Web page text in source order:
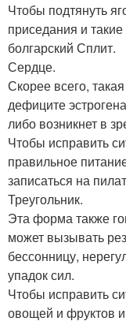
Чтобы подтянуть
приседания и
болгарский Сплит.
Сердце.
Скорее всего,
дефиците
либо возникнет в
Чтобы исправить
правильное
записаться на
Треугольник.
Эта форма также
может вызывать
бессонницу,
упадок сил.
Чтобы исправить
овощей и фруктов